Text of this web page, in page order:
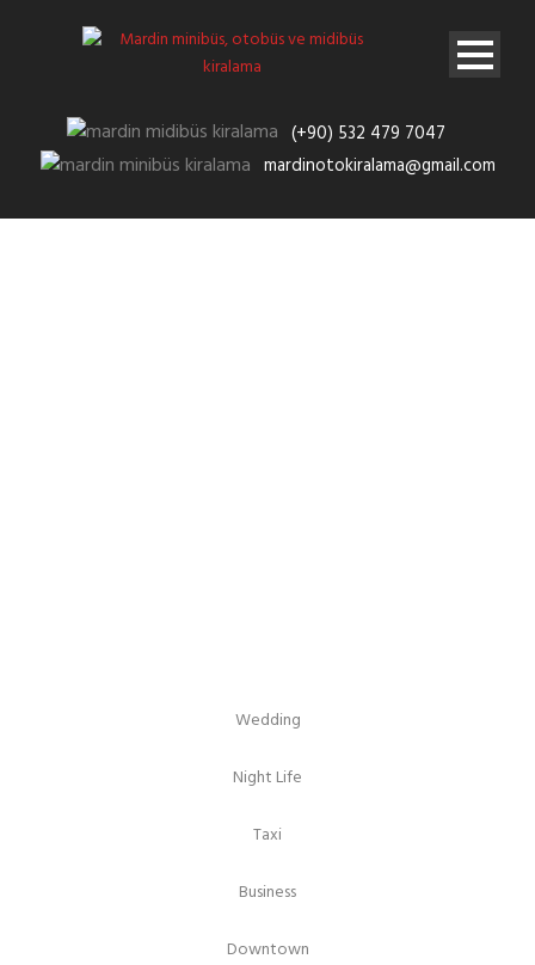
(+90) 532 479 7047
mardinotokiralama@gmail.com
Wedding
Night Life
Taxi
Business
Downtown